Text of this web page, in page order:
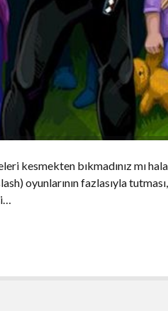
kesmekten bıkmadınız mı
oyunlarının fazlasıyla